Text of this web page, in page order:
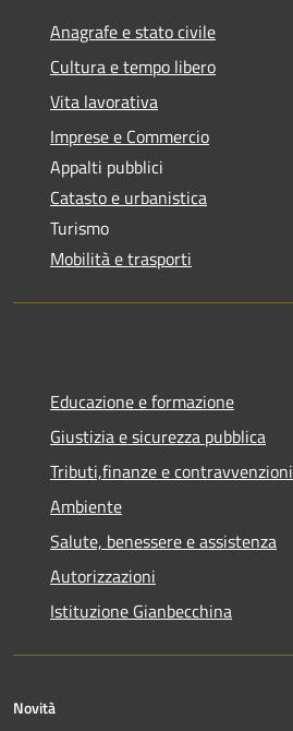
Anagrafe e stato civile
Cultura e tempo libero
Vita lavorativa
Imprese e Commercio
Appalti pubblici
Catasto e urbanistica
Turismo
Mobilità e trasporti
Educazione e formazione
Giustizia e sicurezza pubblica
Tributi,finanze e contravvenzioni
Ambiente
Salute, benessere e assistenza
Autorizzazioni
Istituzione Gianbecchina
Novità